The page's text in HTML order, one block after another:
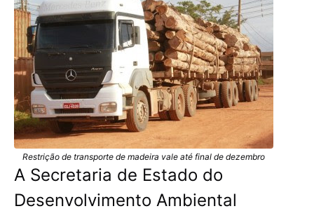
Restrição de transporte de madeira vale até final de dezembro
A Secretaria de Estado do
Desenvolvimento Ambiental